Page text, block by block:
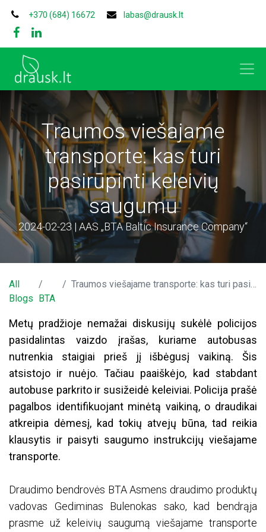
+370 (684) 16672 labas@drausk.lt
Traumos viešajame
transporte: kas turi
pasirūpinti keleivių
saugumu
2024-02-23 | AAS „BTA Baltic Insurance Company“
All
Blogs
BTA
Traumos viešajame transporte: kas turi pasirūpinti keleivių saugumu
Metų pradžioje nemažai diskusijų sukėlė policijos
pasidalintas vaizdo įrašas, kuriame autobusas
nutrenkia staigiai prieš jį išbėgusį vaikiną. Šis
atsistojo ir nuėjo. Tačiau paaiškėjo, kad stabdant
autobuse parkrito ir susižeidė keleiviai. Policija prašė
pagalbos identifikuojant minėtą vaikiną, o draudikai
atkreipia dėmesį, kad tokių atvejų būna, tad reikia
klausytis ir paisyti saugumo instrukcijų viešajame
transporte.
Draudimo bendrovės BTA Asmens draudimo produktų
vadovas Gediminas Bulenokas sako, kad bendrąja
prasme už keleivių saugumą viešajame transporte